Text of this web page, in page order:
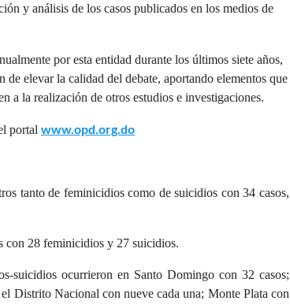
y análisis de los casos publicados en los medios de
por esta entidad durante los últimos siete años,
de elevar la calidad del debate, aportando elementos que
a la realización de otros estudios e investigaciones.
portal www.opd.org.do
tanto de feminicidios como de suicidios con 34 casos,
con 28 feminicidios y 27 suicidios.
suicidios ocurrieron en Santo Domingo con 32 casos;
Distrito Nacional con nueve cada una; Monte Plata con